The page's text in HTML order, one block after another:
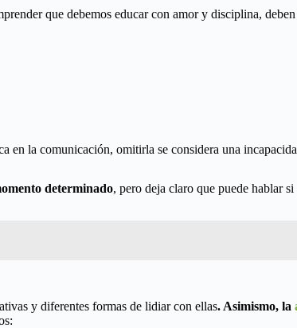
que debemos educar con amor y disciplina,
en la comunicación, omitirla se considera una
determinado, pero deja claro que puede hablar
y diferentes formas de lidiar con ellas. Asimismo, la